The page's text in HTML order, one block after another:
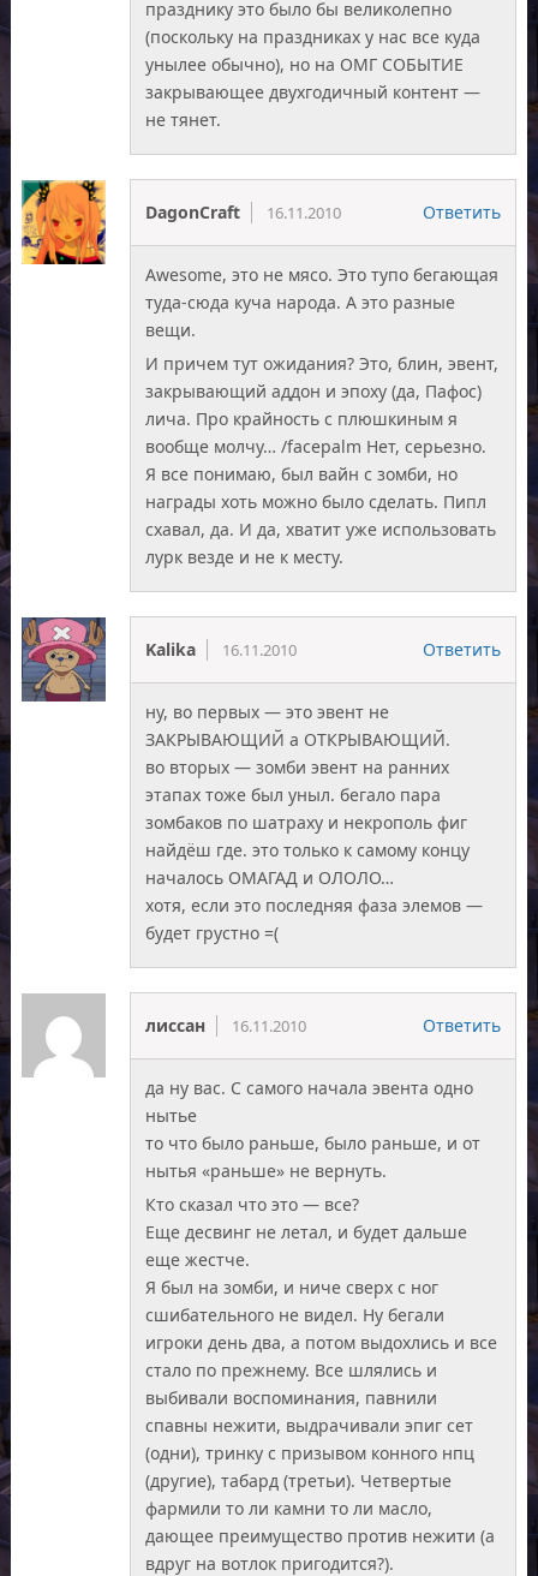
празднику это было бы великолепно
(поскольку на праздниках у нас все куда
унылее обычно), но на ОМГ СОБЫТИЕ
закрывающее двухгодичный контент —
не тянет.
DagonCraft 16.11.2010 Ответить
Awesome, это не мясо. Это тупо бегающая
туда-сюда куча народа. А это разные
вещи.
И причем тут ожидания? Это, блин, эвент,
закрывающий аддон и эпоху (да, Пафос)
лича. Про крайность с плюшкиным я
вообще молчу… /facepalm Нет, серьезно.
Я все понимаю, был вайн с зомби, но
награды хоть можно было сделать. Пипл
схавал, да. И да, хватит уже использовать
лурк везде и не к месту.
Kalika 16.11.2010 Ответить
ну, во первых — это эвент не
ЗАКРЫВАЮЩИЙ а ОТКРЫВАЮЩИЙ.
во вторых — зомби эвент на ранних
этапах тоже был уныл. бегало пара
зомбаков по шатраху и некрополь фиг
найдёш где. это только к самому концу
началось ОМАГАД и ОЛОЛО…
хотя, если это последняя фаза элемов —
будет грустно =(
лиссан 16.11.2010 Ответить
да ну вас. С самого начала эвента одно
нытье
то что было раньше, было раньше, и от
нытья «раньше» не вернуть.
Кто сказал что это — все?
Еще десвинг не летал, и будет дальше
еще жестче.
Я был на зомби, и ниче сверх с ног
сшибательного не видел. Ну бегали
игроки день два, а потом выдохлись и все
стало по прежнему. Все шлялись и
выбивали воспоминания, павнили
спавны нежити, выдрачивали эпиг сет
(одни), тринку с призывом конного нпц
(другие), табард (третьи). Четвертые
фармили то ли камни то ли масло,
дающее преимущество против нежити (а
вдруг на вотлок пригодится?).